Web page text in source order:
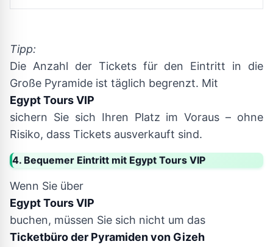
Tipp:
Die Anzahl der Tickets für den Eintritt in die
Große Pyramide ist täglich begrenzt. Mit
Egypt Tours VIP
sichern Sie sich Ihren Platz im Voraus – ohne
Risiko, dass Tickets ausverkauft sind.
4. Bequemer Eintritt mit Egypt Tours VIP
Wenn Sie über
Egypt Tours VIP
buchen, müssen Sie sich nicht um das
Ticketbüro der Pyramiden von Gizeh